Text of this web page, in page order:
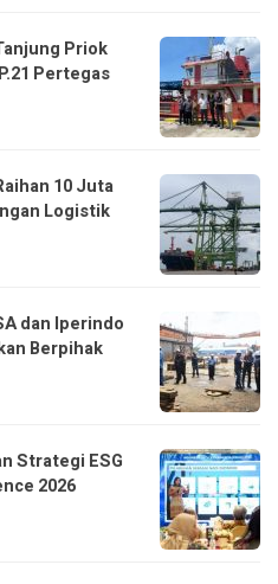
Priok
Pertegas
10 Juta
Logistik
dan Iperindo
Berpihak
Strategi ESG
2026